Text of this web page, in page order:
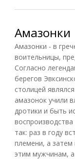
Амазонки
Амазонки - в
воительницы,
Согласно
берегов
столицей
амазонок учили
дротики и быть
так: раз в году
племени, а затем
этим мужчинам, а